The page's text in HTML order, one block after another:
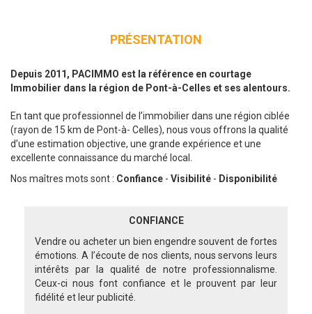
PRÉSENTATION
Depuis 2011, PACIMMO est la référence en courtage
Immobilier dans la région de Pont-à-Celles et ses alentours.
En tant que professionnel de l’immobilier dans une région ciblée
(rayon de 15 km de Pont-à- Celles), nous vous offrons la qualité
d’une estimation objective, une grande expérience et une
excellente connaissance du marché local.
Nos maîtres mots sont : Confiance - Visibilité - Disponibilité
CONFIANCE
Vendre ou acheter un bien engendre souvent de fortes
émotions. A l’écoute de nos clients, nous servons leurs
intérêts par la qualité de notre professionnalisme.
Ceux-ci nous font confiance et le prouvent par leur
fidélité et leur publicité.